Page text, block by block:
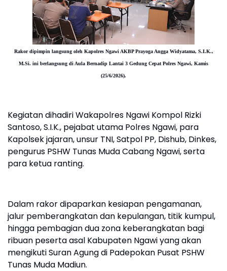
Rakor dipimpin langsung oleh Kapolres Ngawi AKBP Prayoga Angga Widyatama, S.I.K.,
M.Si. ini berlangsung di Aula Bernadip Lantai 3 Gedung Cepat Polres Ngawi, Kamis
(25/6/2026).
Kegiatan dihadiri Wakapolres Ngawi Kompol Rizki
Santoso, S.I.K., pejabat utama Polres Ngawi, para
Kapolsek jajaran, unsur TNI, Satpol PP, Dishub, Dinkes,
pengurus PSHW Tunas Muda Cabang Ngawi, serta
para ketua ranting.
Dalam rakor dipaparkan kesiapan pengamanan,
jalur pemberangkatan dan kepulangan, titik kumpul,
hingga pembagian dua zona keberangkatan bagi
ribuan peserta asal Kabupaten Ngawi yang akan
mengikuti Suran Agung di Padepokan Pusat PSHW
Tunas Muda Madiun.